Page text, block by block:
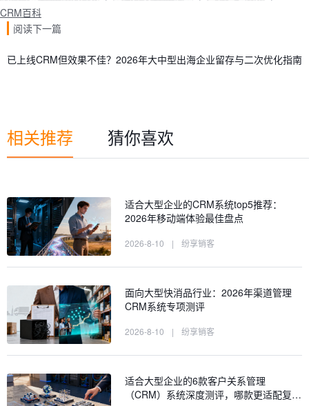
CRM百科
阅读下一篇
已上线CRM但效果不佳？2026年大中型出海企业留存与二次优化指南
相关推荐 猜你喜欢
适合大型企业的CRM系统top5推荐：
2026年移动端体验最佳盘点
2026-8-10 | 纷享销客
面向大型快消品行业：2026年渠道管理
CRM系统专项测评
2026-8-10 | 纷享销客
适合大型企业的6款客户关系管理
（CRM）系统深度测评，哪款更适配复…